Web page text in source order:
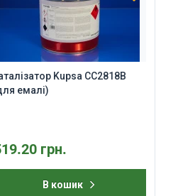
Kupsa CС2818B
емалі)
грн.
В кошик